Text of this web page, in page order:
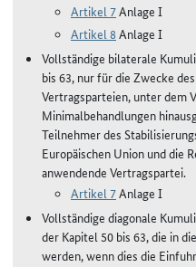
Artikel 7Anlage I
Artikel 8Anlage I
Vollständige bilaterale
bis 63, nur für die Zwecke
Vertragsparteien, unter dem
Minimalbehandlungen
Teilnehmer des
Europäischen Union und die
anwendende Vertragspartei.
Artikel 7Anlage I
Vollständige diagonale
der Kapitel 50 bis 63, die in
werden, wenn dies die